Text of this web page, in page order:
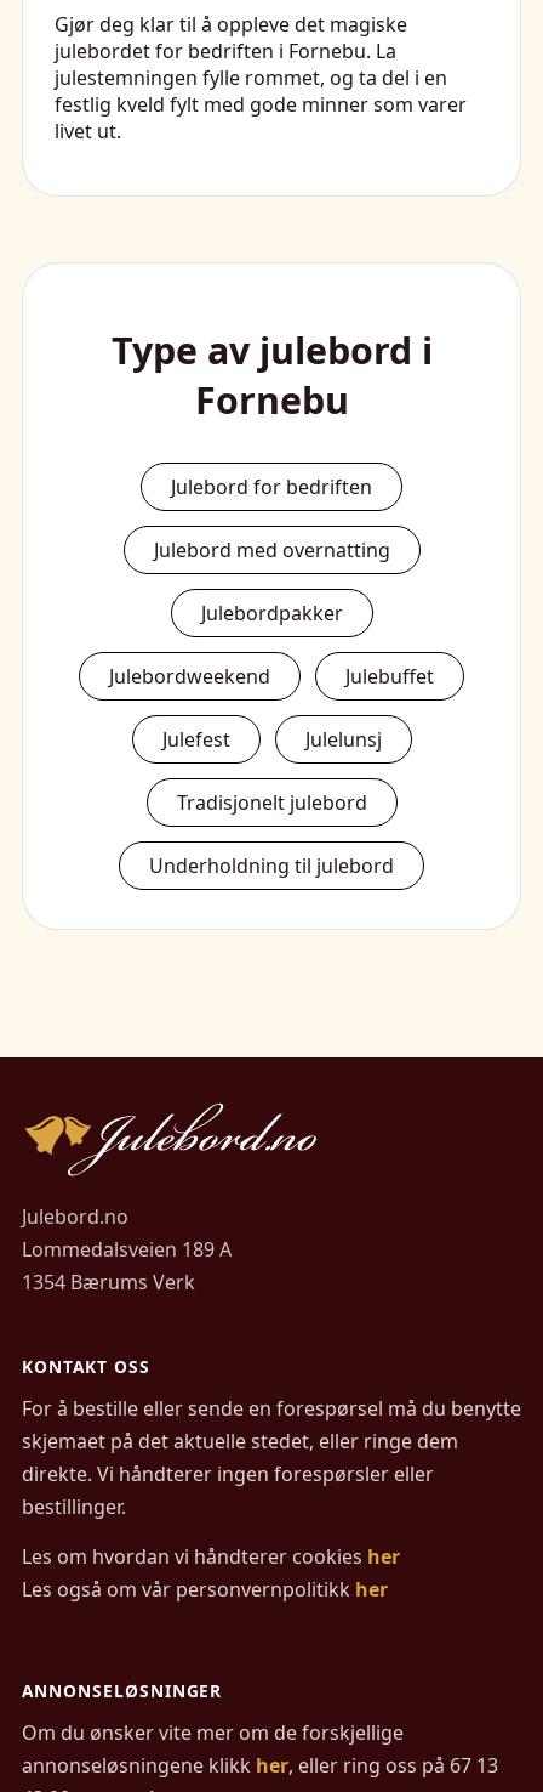
Gjør deg klar til å oppleve det magiske
julebordet for bedriften i Fornebu. La
julestemningen fylle rommet, og ta del i en
festlig kveld fylt med gode minner som varer
livet ut.
Type av julebord i
Fornebu
Julebord for bedriften
Julebord med overnatting
Julebordpakker
Julebordweekend Julebuffet
Julefest Julelunsj
Tradisjonelt julebord
Underholdning til julebord
Julebord.no
Lommedalsveien 189 A
1354 Bærums Verk
KONTAKT OSS
For å bestille eller sende en forespørsel må du benytte
skjemaet på det aktuelle stedet, eller ringe dem
direkte. Vi håndterer ingen forespørsler eller
bestillinger.
Les om hvordan vi håndterer cookies her
Les også om vår personvernpolitikk her
ANNONSELØSNINGER
Om du ønsker vite mer om de forskjellige
annonseløsningene klikk her, eller ring oss på 67 13